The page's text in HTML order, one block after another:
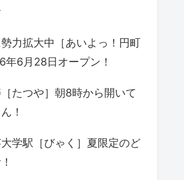
力拡大中［あいよっ！円町
年6月28日オープン！
たつや］朝8時から開いて
！
学駅［びゃく］夏限定のど